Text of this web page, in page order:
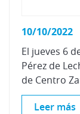
10/10/2022
El jueves 6
Pérez de
Leer más